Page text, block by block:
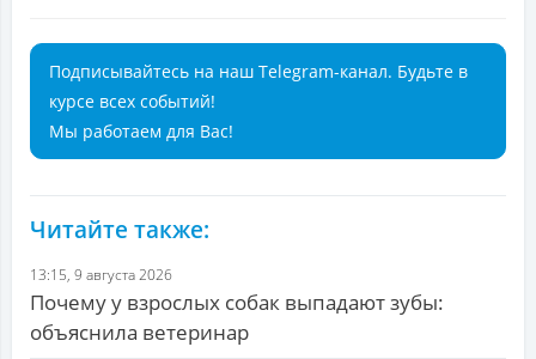
Подписывайтесь на наш Telegram-канал. Будьте в
курсе всех событий!
Мы работаем для Вас!
Читайте также:
13:15, 9 августа 2026
Почему у взрослых собак выпадают зубы:
объяснила ветеринар